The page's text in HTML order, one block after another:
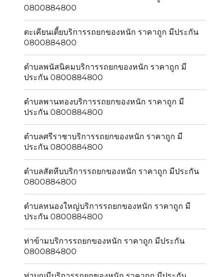
0800884800
ตะเคียนเตี้ยบริการรถยกของหนัก ราคาถูก มีประกัน
0800884800
ตำบลพนัสนิคมบริการรถยกของหนัก ราคาถูก มี
ประกัน 0800884800
ตำบลพานทองบริการรถยกของหนัก ราคาถูก มี
ประกัน 0800884800
ตำบลศรีราชาบริการรถยกของหนัก ราคาถูก มี
ประกัน 0800884800
ตำบลสัตหีบบริการรถยกของหนัก ราคาถูก มีประกัน
0800884800
ตำบลหนองใหญ่บริการรถยกของหนัก ราคาถูก มี
ประกัน 0800884800
ท่าข้ามบริการรถยกของหนัก ราคาถูก มีประกัน
0800884800